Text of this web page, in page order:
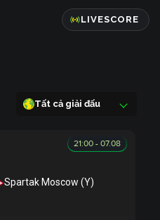
LIVESCORE
Tất cả giải đấu
21:00 - 07.08
Spartak Moscow (Y)